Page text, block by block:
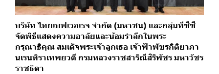
บริษัท ไทยเบฟเวอเรจ จำกัด (มหาชน) และกลุ่มทีซีซี
จัดพิธีแสดงความอาลัยและน้อมรำลึกในพระ
กรุณาธิคุณ สมเด็จพระเจ้าลูกเธอ เจ้าฟ้าพัชรกิติยาภา
นเรนทิราเทพยวดี กรมหลวงราชสาริณีสิริพัชร มหาวัชร
ราชธิดา